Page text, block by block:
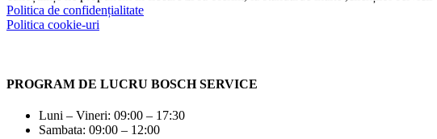
Politica de confidențialitate
Politica cookie-uri
PROGRAM DE LUCRU BOSCH SERVICE
Luni – Vineri: 09:00 – 17:30
Sambata: 09:00 – 12:00